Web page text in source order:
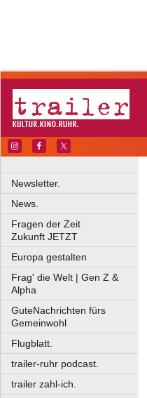
Newsletter.
News.
Fragen der Zeit
Zukunft JETZT
Europa gestalten
Frag' die Welt | Gen Z &
Alpha
GuteNachrichten fürs
Gemeinwohl
Flugblatt.
trailer-ruhr podcast.
trailer zahl-ich.